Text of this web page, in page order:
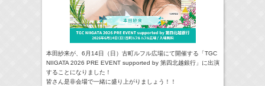
> More
本田紗来が、6月14日（日）古町ルフル広場にて開催する「TGC
NIIGATA 2026 PRE EVENT supported by 第四北越銀行」に出演
することになりました！
皆さん是非会場で一緒に盛り上がりましょう！！